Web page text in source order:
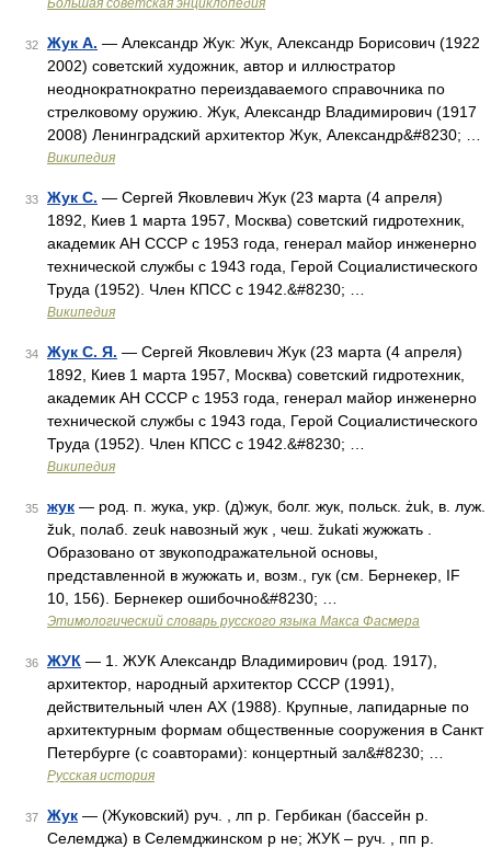
Большая советская энциклопедия
32 Жук А. — Александр Жук: Жук, Александр Борисович (1922
2002) советский художник, автор и иллюстратор
неоднократнократно переиздаваемого справочника по
стрелковому оружию. Жук, Александр Владимирович (1917
2008) Ленинградский архитектор Жук, Александр&#8230; …
Википедия
33 Жук С. — Сергей Яковлевич Жук (23 марта (4 апреля)
1892, Киев 1 марта 1957, Москва) советский гидротехник,
академик АН СССР с 1953 года, генерал майор инженерно
технической службы с 1943 года, Герой Социалистического
Труда (1952). Член КПСС с 1942.&#8230; …
Википедия
34 Жук С. Я. — Сергей Яковлевич Жук (23 марта (4 апреля)
1892, Киев 1 марта 1957, Москва) советский гидротехник,
академик АН СССР с 1953 года, генерал майор инженерно
технической службы с 1943 года, Герой Социалистического
Труда (1952). Член КПСС с 1942.&#8230; …
Википедия
35 жук — род. п. жука, укр. (д)жук, болг. жук, польск. żuk, в. луж.
žuk, полаб. zeuk навозный жук , чеш. žukati жужжать .
Образовано от звукоподражательной основы,
представленной в жужжать и, возм., гук (см. Бернекер, IF
10, 156). Бернекер ошибочно&#8230; …
Этимологический словарь русского языка Макса Фасмера
36 ЖУК — 1. ЖУК Александр Владимирович (род. 1917),
архитектор, народный архитектор СССР (1991),
действительный член АХ (1988). Крупные, лапидарные по
архитектурным формам общественные сооружения в Санкт
Петербурге (с соавторами): концертный зал&#8230; …
Русская история
37 Жук — (Жуковский) руч. , лп р. Гербикан (бассейн р.
Селемджа) в Селемджинском р не; ЖУК – руч. , пп р.